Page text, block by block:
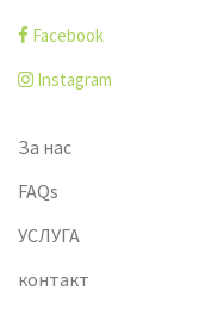
Facebook
Instagram
За нас
FAQs
УСЛУГА
контакт